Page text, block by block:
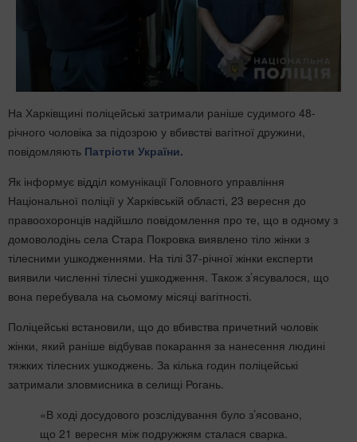
На Харківщині поліцейські затримали раніше судимого 48-
річного чоловіка за підозрою у вбивстві вагітної дружини,
повідомляють Патріоти України.
Як інформує відділ комунікації Головного управління
Національної поліції у Харківській області, 23 вересня до
правоохоронців надійшло повідомлення про те, що в одному з
домоволодінь села Стара Покровка виявлено тіло жінки з
тілесними ушкодженнями. На тілі 37-річної жінки експерти
виявили численні тілесні ушкодження. Також з’ясувалося, що
вона перебувала на сьомому місяці вагітності.
Поліцейські встановили, що до вбивства причетний чоловік
жінки, який раніше відбував покарання за нанесення людині
тяжких тілесних ушкоджень. За кілька годин поліцейські
затримали зловмисника в селищі Рогань.
«В ході досудового розслідування було з’ясовано,
що 21 вересня між подружжям сталася сварка.